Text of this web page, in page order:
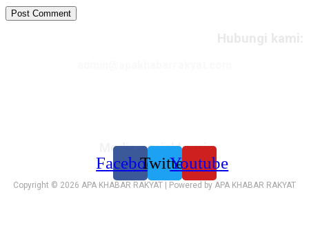
Media sosial kami:
FacebookTwitterYoutube
Copyright © 2026 APA KHABAR RAKYAT | Powered by APA KHABAR RAKYAT